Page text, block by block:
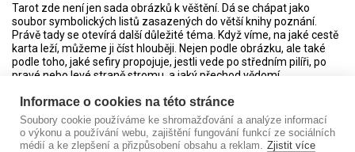
Tarot zde není jen sada obrázků k věštění. Dá se chápat jako
soubor symbolických listů zasazených do větší knihy poznání.
Právě tady se otevírá další důležité téma. Když víme, na jaké cestě
karta leží, můžeme ji číst hlouběji. Nejen podle obrázku, ale také
podle toho, jaké sefiry propojuje, jestli vede po středním pilíři, po
pravé nebo levé straně stromu, a jaký přechod vědomí
Informace o cookies na této stránce
Soubory cookie používáme ke shromažďování a analýze informací
o výkonu a používání webu, zajištění fungování funkcí ze sociálních
médií a ke zlepšení a přizpůsobení obsahu a reklam. Zjistit více